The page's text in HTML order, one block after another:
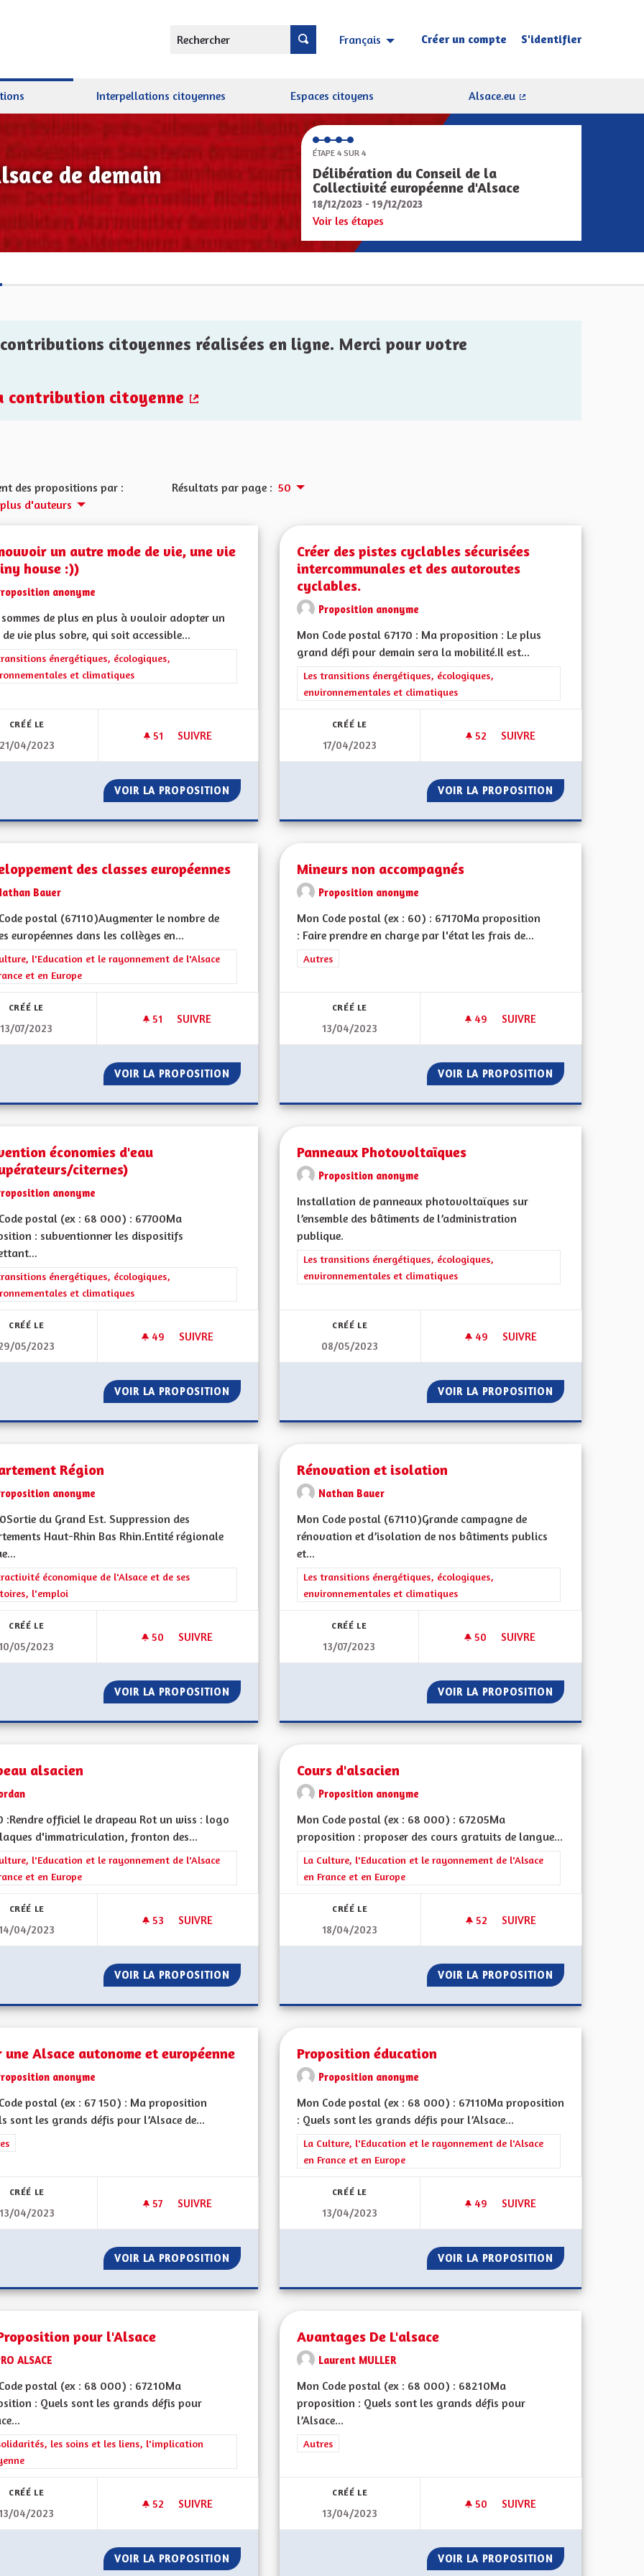
Rechercher Français Choisir la langue Sprache wählen
Créer un compte S'identifier
Interpellations citoyennes Espaces citoyens
Alsace.eu
de demain
ÉTAPE 4 SUR 4
Délibération du Conseil de la
Collectivité européenne d'Alsace
18/12/2023 - 19/12/2023
Voir les étapes
citoyennes réalisées en ligne. Merci pour votre
contribution citoyenne
des propositions par :
d'auteurs
Résultats par page : 50
un autre mode de vie, une vie
house :))
anonyme
sommes de plus en plus à vouloir adopter un
de vie plus sobre, qui soit accessible...
les résultats de la catégorie : Les transitions énergétiques, écologiques, environnementales et climatiques
énergétiques, écologiques,
et climatiques
CRÉÉ LE
21/04/2023
51 51 ABONNÉS
SUIVRE
PROMOUVOIR UN AUTRE MODE DE VIE, UNE VIE EN TINY HOUSE :))
VOIR LA PROPOSITION PROMOUVOIR UN AUTRE MODE DE VIE, UNE VIE EN TINY HOUSE :))
Créer des pistes cyclables sécurisées
intercommunales et des autoroutes
cyclables.
Proposition anonyme
Mon Code postal 67170 : Ma proposition : Le plus
grand défi pour demain sera la mobilité.Il est...
Filtrer les résultats de la catégorie : Les transitions énergétiques,
Les transitions énergétiques, écologiques,
environnementales et climatiques
CRÉÉ LE
17/04/2023
52 52 ABONNÉS
SUIVRE
VOIR LA PROPOSITION CRÉER DES
des classes européennes
Bauer
postal (67110)Augmenter le nombre de
européennes dans les collèges en...
les résultats de la catégorie : La Culture, l'Education et le rayonnement de l'Alsace en France et en Europe
l'Education et le rayonnement de l'Alsace
et en Europe
CRÉÉ LE
13/07/2023
51 51 ABONNÉS
SUIVRE
DÉVELOPPEMENT DES CLASSES EUROPÉENNES
VOIR LA PROPOSITION DÉVELOPPEMENT DES CLASSES EUROPÉENNES
Mineurs non accompagnés
Proposition anonyme
Mon Code postal (ex : 60) : 67170Ma proposition
: Faire prendre en charge par l'état les frais de...
Filtrer les résultats de la catégorie : Autres
Autres
CRÉÉ LE
13/04/2023
49 49 ABONNÉS
SUIVRE
VOIR LA PROPOSITION MINEURS NON
économies d'eau
citernes)
anonyme
postal (ex : 68 000) : 67700Ma
: subventionner les dispositifs
les résultats de la catégorie : Les transitions énergétiques, écologiques, environnementales et climatiques
énergétiques, écologiques,
et climatiques
CRÉÉ LE
05/2023
49 49 ABONNÉS
SUIVRE
SUBVENTION ÉCONOMIES D'EAU (RÉCUPÉRATEURS/CITERNES)
VOIR LA PROPOSITION SUBVENTION ÉCONOMIES D'EAU (RÉCUPÉRATEURS/CITERNES)
Panneaux Photovoltaïques
Proposition anonyme
Installation de panneaux photovoltaïques sur
l’ensemble des bâtiments de l’administration
publique.
Filtrer les résultats de la catégorie : Les transitions énergétiques,
Les transitions énergétiques, écologiques,
environnementales et climatiques
CRÉÉ LE
08/05/2023
49 49 ABONNÉS
SUIVRE
VOIR LA PROPOSITION PANNEAUX
Région
anonyme
du Grand Est. Suppression des
Haut-Rhin Bas Rhin.Entité régionale
les résultats de la catégorie : L'attractivité économique de l'Alsace et de ses territoires, l'emploi
économique de l'Alsace et de ses
l'emploi
CRÉÉ LE
05/2023
50 50 ABONNÉS
SUIVRE
VOIR LA PROPOSITION DÉPARTEMENT RÉGION
Rénovation et isolation
Nathan Bauer
Mon Code postal (67110)Grande campagne de
rénovation et d’isolation de nos bâtiments publics
et...
Filtrer les résultats de la catégorie : Les transitions énergétiques,
Les transitions énergétiques, écologiques,
environnementales et climatiques
CRÉÉ LE
13/07/2023
50 50 ABONNÉS
SUIVRE
VOIR LA PROPOSITION RÉNOVATION ET
alsacien
:Rendre officiel le drapeau Rot un wiss : logo
d'immatriculation, fronton des...
les résultats de la catégorie : La Culture, l'Education et le rayonnement de l'Alsace en France et en Europe
l'Education et le rayonnement de l'Alsace
et en Europe
CRÉÉ LE
04/2023
53 53 ABONNÉS
SUIVRE
VOIR LA PROPOSITION DRAPEAU ALSACIEN
Cours d'alsacien
Proposition anonyme
Mon Code postal (ex : 68 000) : 67205Ma
proposition : proposer des cours gratuits de langue...
Filtrer les résultats de la catégorie : La Culture, l'Education et le
La Culture, l'Education et le rayonnement de l'Alsace
en France et en Europe
CRÉÉ LE
18/04/2023
52 52 ABONNÉS
SUIVRE
VOIR LA PROPOSITION COURS
une Alsace autonome et européenne
anonyme
postal (ex : 67 150) : Ma proposition
sont les grands défis pour l’Alsace de...
les résultats de la catégorie : Autres
CRÉÉ LE
13/04/2023
57 57 ABONNÉS
SUIVRE
POUR UNE ALSACE AUTONOME ET EUROPÉENNE
VOIR LA PROPOSITION POUR UNE ALSACE AUTONOME ET EUROPÉENNE
Proposition éducation
Proposition anonyme
Mon Code postal (ex : 68 000) : 67110Ma proposition
: Quels sont les grands défis pour l’Alsace...
Filtrer les résultats de la catégorie : La Culture, l'Education et le
La Culture, l'Education et le rayonnement de l'Alsace
en France et en Europe
CRÉÉ LE
13/04/2023
49 49 ABONNÉS
SUIVRE
VOIR LA PROPOSITION PROPOSITION
pour l'Alsace
ALSACE
postal (ex : 68 000) : 67210Ma
: Quels sont les grands défis pour
les résultats de la catégorie : Les solidarités, les soins et les liens, l'implication citoyenne
les soins et les liens, l'implication
CRÉÉ LE
04/2023
52 52 ABONNÉS
SUIVRE
MA PROPOSITION POUR L'ALSACE
VOIR LA PROPOSITION MA PROPOSITION POUR L'ALSACE
Avantages De L'alsace
Laurent MULLER
Mon Code postal (ex : 68 000) : 68210Ma
proposition : Quels sont les grands défis pour
l’Alsace...
Filtrer les résultats de la catégorie : Autres
Autres
CRÉÉ LE
13/04/2023
50 50 ABONNÉS
SUIVRE
VOIR LA PROPOSITION AVANTAGES DE